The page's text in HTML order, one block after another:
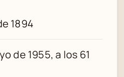
1894
de 1955, a los 61